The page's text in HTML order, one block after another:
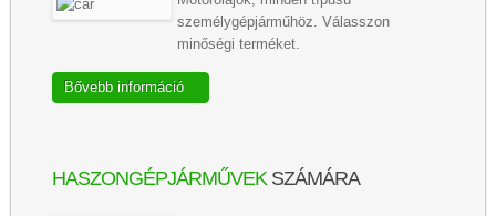
személygépjárműhöz. Válasszon
minőségi terméket.
Bővebb információ
HASZONGÉPJÁRMŰVEKSZÁMÁRA